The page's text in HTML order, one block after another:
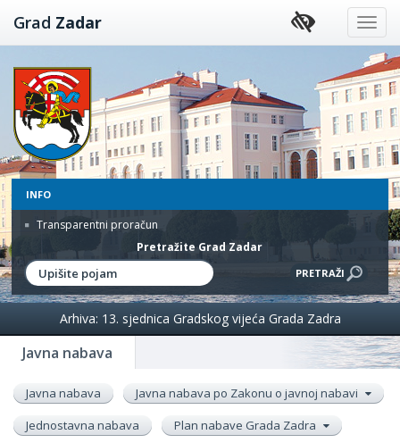
Preskoči
na
Grad Zadar
INFO
Transparentni proračun
Pretražite Grad Zadar
Javna nabava
Arhiva: 13. sjednica Gradskog vijeća Grada Zadra
Javna nabava
Javna nabava po Zakonu o javnoj nabavi
Jednostavna nabava
Plan nabave Grada Zadra